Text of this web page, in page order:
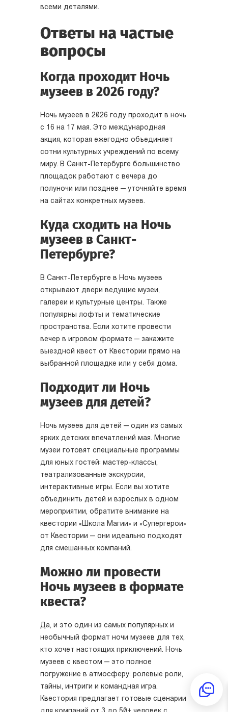
всеми деталями.
Ответы на частые
вопросы
Когда проходит Ночь
музеев в 2026 году?
Ночь музеев в 2026 году проходит в ночь
с 16 на 17 мая. Это международная
акция, которая ежегодно объединяет
сотни культурных учреждений по всему
миру. В Санкт-Петербурге большинство
площадок работают с вечера до
полуночи или позднее — уточняйте время
на сайтах конкретных музеев.
Куда сходить на Ночь
музеев в Санкт-
Петербурге?
В Санкт-Петербурге в Ночь музеев
открывают двери ведущие музеи,
галереи и культурные центры. Также
популярны лофты и тематические
пространства. Если хотите провести
вечер в игровом формате — закажите
выездной квест от Квестории прямо на
выбранной площадке или у себя дома.
Подходит ли Ночь
музеев для детей?
Ночь музеев для детей — один из самых
ярких детских впечатлений мая. Многие
музеи готовят специальные программы
для юных гостей: мастер-классы,
театрализованные экскурсии,
интерактивные игры. Если вы хотите
объединить детей и взрослых в одном
мероприятии, обратите внимание на
квестории «Школа Магии» и «Супергерои»
от Квестории — они идеально подходят
для смешанных компаний.
Можно ли провести
Ночь музеев в формате
квеста?
Да, и это один из самых популярных и
необычный формат ночи музеев для тех,
кто хочет настоящих приключений. Ночь
музеев с квестом — это полное
погружение в атмосферу: ролевые роли,
тайны, интриги и командная игра.
Квестория предлагает готовые сценарии